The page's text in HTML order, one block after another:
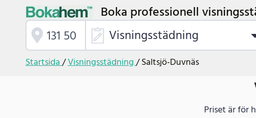
Boka professionell
Visningsstädning
Startsida/Visningsstädning/Saltsjö-Duvnäs
Priset är för